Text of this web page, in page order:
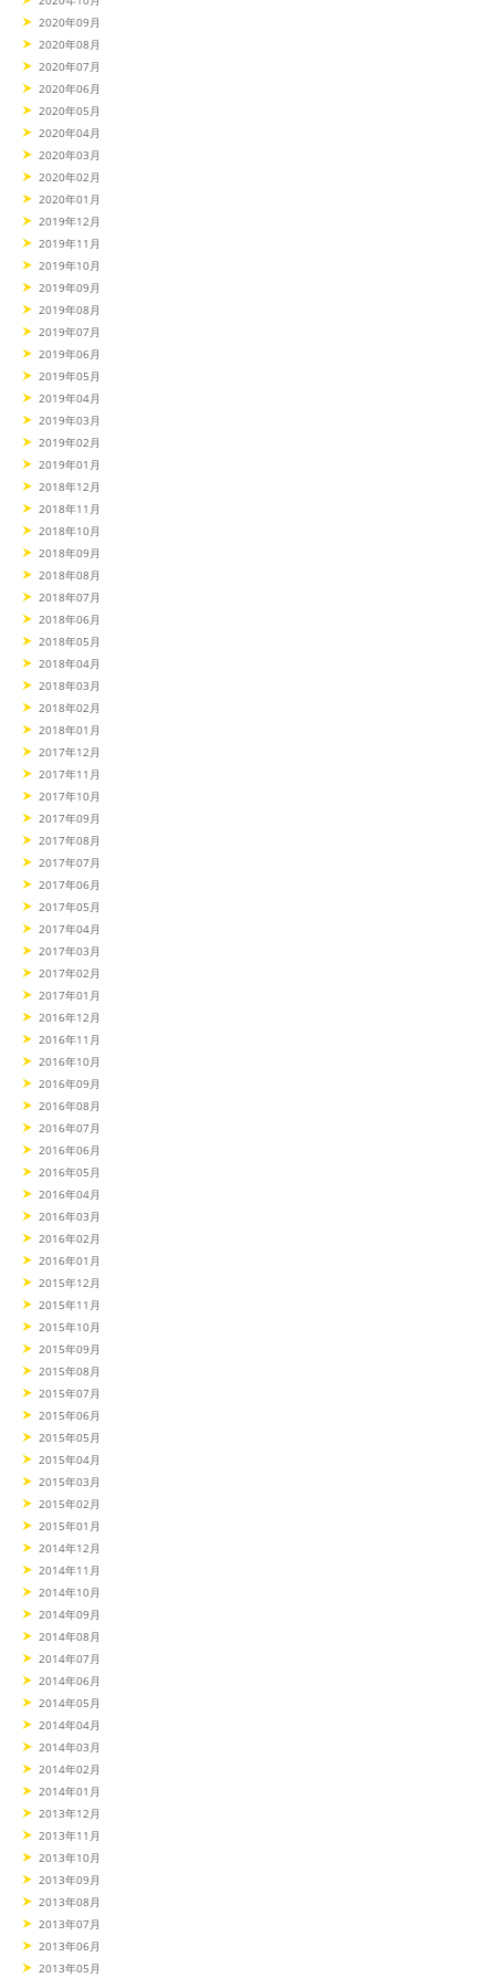
2020年09月
2020年08月
2020年07月
2020年06月
2020年05月
2020年04月
2020年03月
2020年02月
2020年01月
2019年12月
2019年11月
2019年10月
2019年09月
2019年08月
2019年07月
2019年06月
2019年05月
2019年04月
2019年03月
2019年02月
2019年01月
2018年12月
2018年11月
2018年10月
2018年09月
2018年08月
2018年07月
2018年06月
2018年05月
2018年04月
2018年03月
2018年02月
2018年01月
2017年12月
2017年11月
2017年10月
2017年09月
2017年08月
2017年07月
2017年06月
2017年05月
2017年04月
2017年03月
2017年02月
2017年01月
2016年12月
2016年11月
2016年10月
2016年09月
2016年08月
2016年07月
2016年06月
2016年05月
2016年04月
2016年03月
2016年02月
2016年01月
2015年12月
2015年11月
2015年10月
2015年09月
2015年08月
2015年07月
2015年06月
2015年05月
2015年04月
2015年03月
2015年02月
2015年01月
2014年12月
2014年11月
2014年10月
2014年09月
2014年08月
2014年07月
2014年06月
2014年05月
2014年04月
2014年03月
2014年02月
2014年01月
2013年12月
2013年11月
2013年10月
2013年09月
2013年08月
2013年07月
2013年06月
2013年05月